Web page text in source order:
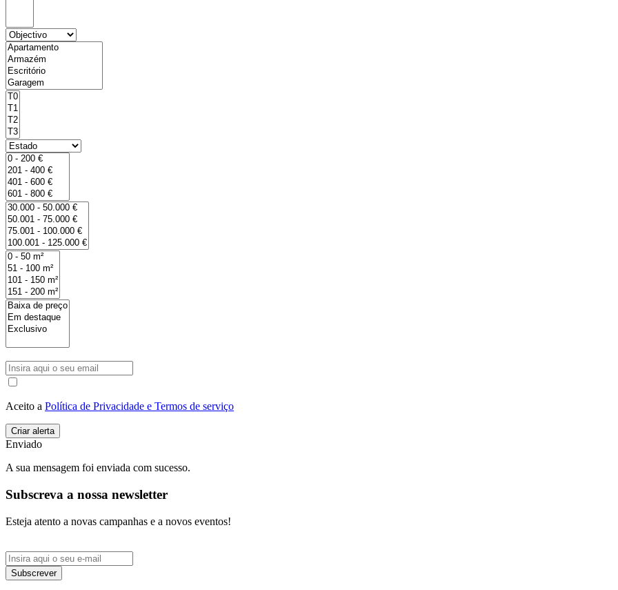
Aceito a Política de Privacidade e Termos de serviço
Enviado
A sua mensagem foi enviada com sucesso.
Subscreva a nossa newsletter
Esteja atento a novas campanhas e a novos eventos!